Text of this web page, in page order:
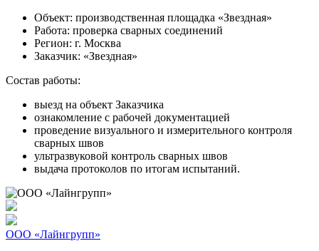
Объект: производственная площадка «Звездная»
Работа: проверка сварных соединений
Регион: г. Москва
Заказчик: «Звездная»
Состав работы:
выезд на объект Заказчика
ознакомление с рабочей документацией
проведение визуального и измерительного контроля
сварных швов
ультразвуковой контроль сварных швов
выдача протоколов по итогам испытаний.
ООО «Лайнгрупп»